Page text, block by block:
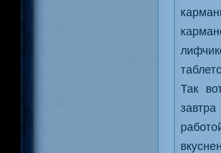
Так